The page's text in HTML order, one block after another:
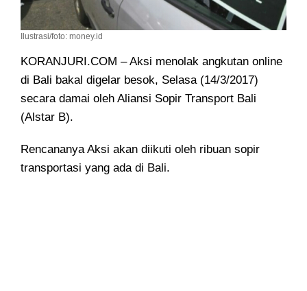
Ilustrasi/foto: money.id
KORANJURI.COM – Aksi menolak angkutan online
di Bali bakal digelar besok, Selasa (14/3/2017)
secara damai oleh Aliansi Sopir Transport Bali
(Alstar B).
Rencananya Aksi akan diikuti oleh ribuan sopir
transportasi yang ada di Bali.